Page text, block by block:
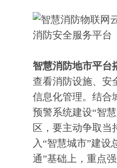
智慧消防地市平台
查看消防设施、安
信息化管理。结合
预警系统建设“智
区，要主动争取当
入“智慧城市”建
通”基础上，重点